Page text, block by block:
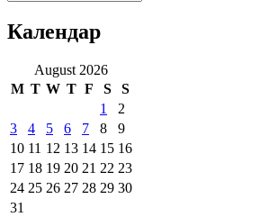
Календар
August 2026
M T W T F S
S
1
2
3
4 5 6 7 8
9
10 11 12 13 14 15 16
17 18 19 20 21 22 23
24 25 26 27 28 29 30
31